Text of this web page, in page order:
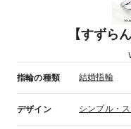
【すずら
指輪の種類 結婚指輪
デザイン シンプル・